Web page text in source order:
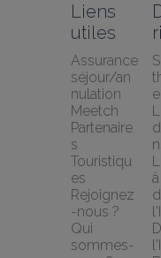
Liens
utiles
Assurance
séjour/an
nulation
Meetch
Partenaire
s
Touristiqu
es
Rejoignez
-nous ?
Qui
sommes-
e